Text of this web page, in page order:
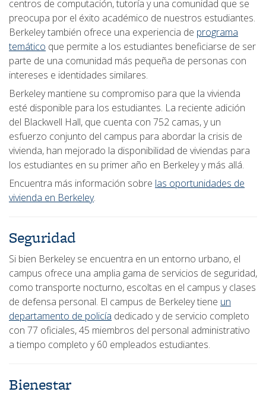
centros de computación, tutoría y una comunidad que se
preocupa por el éxito académico de nuestros estudiantes.
Berkeley también ofrece una experiencia de programa
temático que permite a los estudiantes beneficiarse de ser
parte de una comunidad más pequeña de personas con
intereses e identidades similares.
Berkeley mantiene su compromiso para que la vivienda
esté disponible para los estudiantes. La reciente adición
del Blackwell Hall, que cuenta con 752 camas, y un
esfuerzo conjunto del campus para abordar la crisis de
vivienda, han mejorado la disponibilidad de viviendas para
los estudiantes en su primer año en Berkeley y más allá.
Encuentra más información sobre las oportunidades de
vivienda en Berkeley.
Seguridad
Si bien Berkeley se encuentra en un entorno urbano, el
campus ofrece una amplia gama de servicios de seguridad,
como transporte nocturno, escoltas en el campus y clases
de defensa personal. El campus de Berkeley tiene un
departamento de policía dedicado y de servicio completo
con 77 oficiales, 45 miembros del personal administrativo
a tiempo completo y 60 empleados estudiantes.
Bienestar